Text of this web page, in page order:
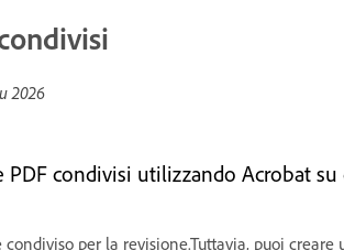
2026
PDF condivisi utilizzando Acrobat
per la revisione.Tuttavia, puoi